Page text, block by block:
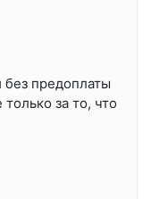
без предоплаты
за то, что